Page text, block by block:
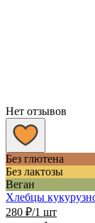
Нет отзывов
Без глютена
Без лактозы
Веган
Хлебцы
280 ₽/1 шт